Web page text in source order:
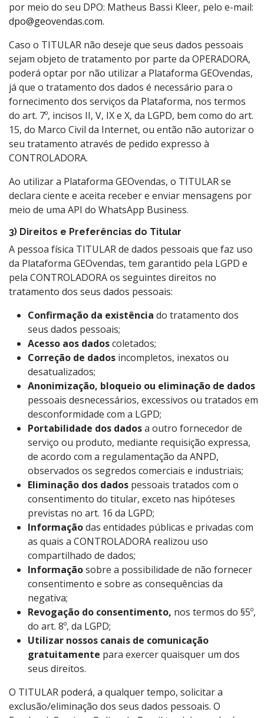
por meio do seu DPO: Matheus Bassi Kleer, pelo e-mail:
dpo@geovendas.com.
Caso o TITULAR não deseje que seus dados pessoais
sejam objeto de tratamento por parte da OPERADORA,
poderá optar por não utilizar a Plataforma GEOvendas,
já que o tratamento dos dados é necessário para o
fornecimento dos serviços da Plataforma, nos termos
do art. 7º, incisos II, V, IX e X, da LGPD, bem como do art.
15, do Marco Civil da Internet, ou então não autorizar o
seu tratamento através de pedido expresso à
CONTROLADORA.
Ao utilizar a Plataforma GEOvendas, o TITULAR se
declara ciente e aceita receber e enviar mensagens por
meio de uma API do WhatsApp Business.
3) Direitos e Preferências do Titular
A pessoa física TITULAR de dados pessoais que faz uso
da Plataforma GEOvendas, tem garantido pela LGPD e
pela CONTROLADORA os seguintes direitos no
tratamento dos seus dados pessoais:
Confirmação da existência do tratamento dos
seus dados pessoais;
Acesso aos dadoscoletados;
Correção de dados incompletos, inexatos ou
desatualizados;
Anonimização, bloqueio ou eliminação de dados
pessoais desnecessários, excessivos ou tratados em
desconformidade com a LGPD;
Portabilidade dos dadosa outro fornecedor de
serviço ou produto, mediante requisição expressa,
de acordo com a regulamentação da ANPD,
observados os segredos comerciais e industriais;
Eliminação dos dados pessoais tratados com o
consentimento do titular, exceto nas hipóteses
previstas no art. 16 da LGPD;
Informaçãodas entidades públicas e privadas com
as quais a CONTROLADORA realizou uso
compartilhado de dados;
Informaçãosobre a possibilidade de não fornecer
consentimento e sobre as consequências da
negativa;
Revogação do consentimento, nos termos do §5º,
do art. 8º, da LGPD;
Utilizar nossos canais de comunicação
gratuitamente para exercer quaisquer um dos
seus direitos.
O TITULAR poderá, a qualquer tempo, solicitar a
exclusão/eliminação dos seus dados pessoais. O